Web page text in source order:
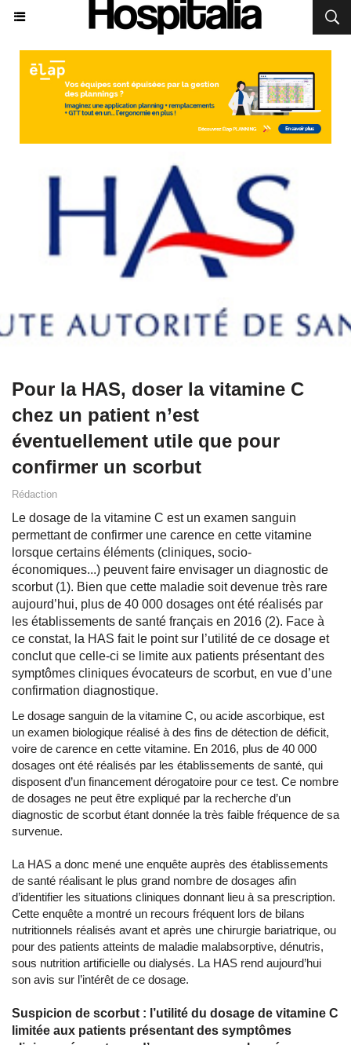
Pour la HAS, doser la vitamine C
chez un patient n’est
éventuellement utile que pour
confirmer un scorbut
Rédaction
Le dosage de la vitamine C est un examen sanguin
permettant de confirmer une carence en cette vitamine
lorsque certains éléments (cliniques, socio-
économiques...) peuvent faire envisager un diagnostic de
scorbut (1). Bien que cette maladie soit devenue très rare
aujourd’hui, plus de 40 000 dosages ont été réalisés par
les établissements de santé français en 2016 (2). Face à
ce constat, la HAS fait le point sur l’utilité de ce dosage et
conclut que celle-ci se limite aux patients présentant des
symptômes cliniques évocateurs de scorbut, en vue d’une
confirmation diagnostique.
Le dosage sanguin de la vitamine C, ou acide ascorbique, est
un examen biologique réalisé à des fins de détection de déficit,
voire de carence en cette vitamine. En 2016, plus de 40 000
dosages ont été réalisés par les établissements de santé, qui
disposent d’un financement dérogatoire pour ce test. Ce nombre
de dosages ne peut être expliqué par la recherche d’un
diagnostic de scorbut étant donnée la très faible fréquence de sa
survenue.
La HAS a donc mené une enquête auprès des établissements
de santé réalisant le plus grand nombre de dosages afin
d’identifier les situations cliniques donnant lieu à sa prescription.
Cette enquête a montré un recours fréquent lors de bilans
nutritionnels réalisés avant et après une chirurgie bariatrique, ou
pour des patients atteints de maladie malabsorptive, dénutris,
sous nutrition artificielle ou dialysés. La HAS rend aujourd’hui
son avis sur l’intérêt de ce dosage.
Suspicion de scorbut : l’utilité du dosage de vitamine C
limitée aux patients présentant des symptômes